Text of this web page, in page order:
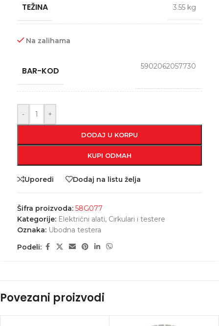
TEŽINA 3.55 kg
Na zalihama
BAR-KOD 5902062057730
- +
DODAJ U KORPU
KUPI ODMAH
Uporedi Dodaj na listu želja
Šifra proizvoda: 58G077
Kategorije: Električni alati, Cirkulari i testere
Oznaka: Ubodna testera
Podeli:
Povezani proizvodi